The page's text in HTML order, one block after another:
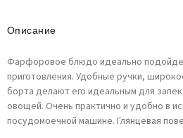
Описание
Фарфоровое блюдо идеально
приготовления. Удобные ручки,
борта делают его идеальным для
овощей. Очень практично и удобно в
посудомоечной машине. Глянцевая